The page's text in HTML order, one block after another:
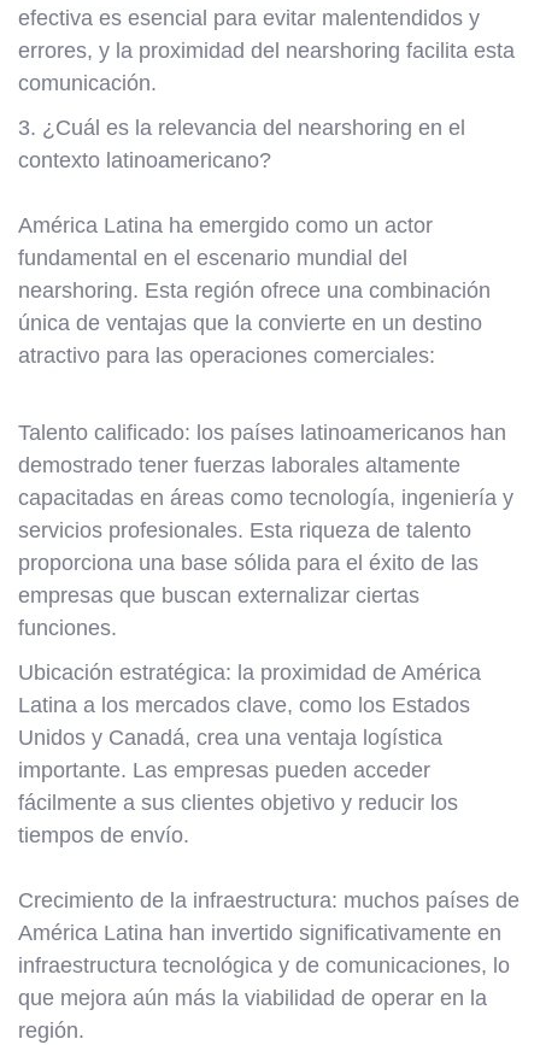
efectiva es esencial para evitar malentendidos y
errores, y la proximidad del nearshoring facilita esta
comunicación.
3. ¿Cuál es la relevancia del nearshoring en el
contexto latinoamericano?
América Latina ha emergido como un actor
fundamental en el escenario mundial del
nearshoring. Esta región ofrece una combinación
única de ventajas que la convierte en un destino
atractivo para las operaciones comerciales:
Talento calificado: los países latinoamericanos han
demostrado tener fuerzas laborales altamente
capacitadas en áreas como tecnología, ingeniería y
servicios profesionales. Esta riqueza de talento
proporciona una base sólida para el éxito de las
empresas que buscan externalizar ciertas
funciones.
Ubicación estratégica: la proximidad de América
Latina a los mercados clave, como los Estados
Unidos y Canadá, crea una ventaja logística
importante. Las empresas pueden acceder
fácilmente a sus clientes objetivo y reducir los
tiempos de envío.
Crecimiento de la infraestructura: muchos países de
América Latina han invertido significativamente en
infraestructura tecnológica y de comunicaciones, lo
que mejora aún más la viabilidad de operar en la
región.